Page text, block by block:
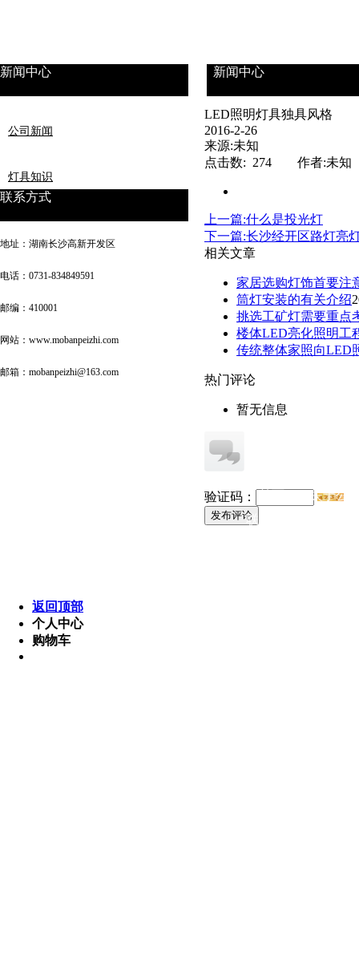
联系方式
公司新闻
灯具知识
新闻中心
地址：湖南长沙高新开发区
电话：0731-834849591
邮编：410001
网站：www.mobanpeizhi.com
邮箱：mobanpeizhi@163.com
新闻中心
LED照明灯具独具风格
2016-2-26
来源:未知
点击数: 274 作者:未知
上一篇:什么是投光灯
下一篇:长沙经开区路灯亮
相关文章
家居选购灯饰首要注
筒灯安装的有关介绍
挑选工矿灯需要重点
楼体LED亮化照明工
传统整体家照向LED
热门评论
暂无信息
验证码：
发布评论
关于公
联系我们
返回顶部
个人中心
购物车